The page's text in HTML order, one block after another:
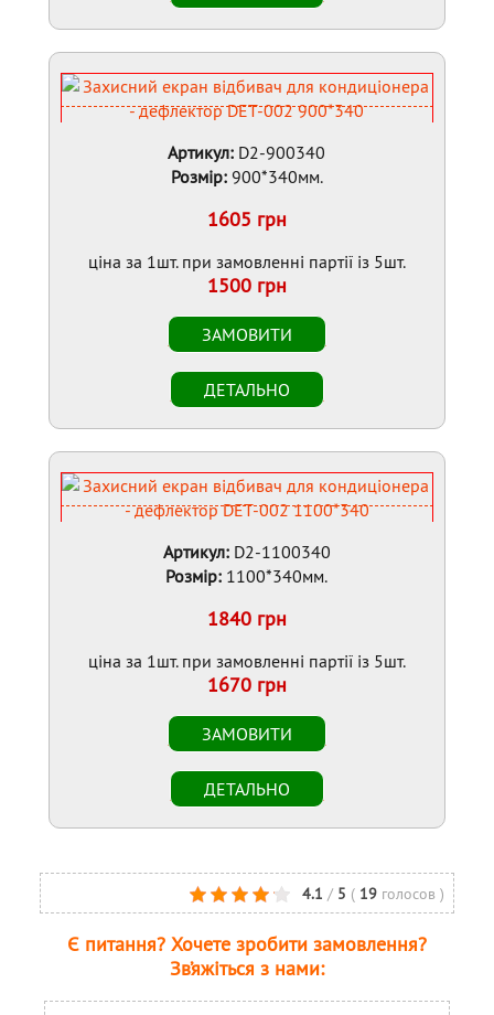
Артикул: D2-900340
Розмір:900*340мм.
1605 грн
ціна за 1шт. при замовленні партії із 5шт.
1500 грн
Артикул:D2-1100340
Розмір: 1100*340мм.
1840 грн
ціна за 1шт. при замовленні партії із 5шт.
1670 грн
4.1 / 5 ( 19 голосов)
Є питання? Хочете зробити замовлення?
Зв’яжіться з нами: